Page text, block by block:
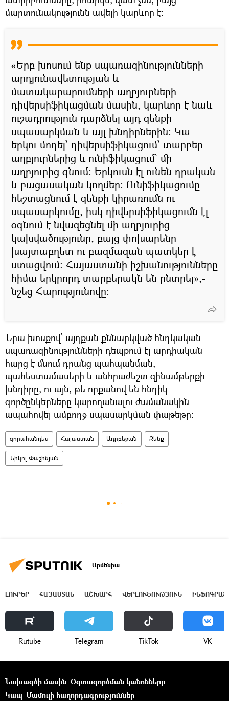
մարտունակությունն ավելի կարևոր է։
«Երբ խոսում ենք սպառազինությունների
արդյունավետության և
մատակարարումների աղբյուրների
դիվերսիֆիկացման մասին, կարևոր է նաև
ուշադրություն դարձնել այդ զենքի
սպասարկման և այլ խնդիրներին։ Կա
երկու մոդել՝ դիվերսիֆիկացում՝ տարբեր
աղբյուրներից և ունիֆիկացում՝ մի
աղբյուրից գնում։ Երկուսն էլ ունեն դրական
և բացասական կողմեր։ Ունիֆիկացումը
հեշտացնում է զենքի կիրառումն ու
սպասարկումը, իսկ դիվերսիֆիկացումն էլ
օգնում է նվազեցնել մի աղբյուրից
կախվածությունը, բայց փոխարենը
խայտաբղետ ու բազմազան պատկեր է
ստացվում։ Հայաստանի իշխանությունները
հիմա երկրորդ տարբերակն են ընտրել»,-
նշեց Հարությունովը։
Նրա խոսքով՝ այդքան քննարկված հնդկական
սպառազինությունների դեպքում էլ արդիական
հարց է մնում դրանց պահպանման,
պահեստամասերի և անհրաժեշտ զինամթերքի
խնդիրը, ու այն, թե որքանով են հնդիկ
գործընկերները կարողանալու ժամանակին
ապահովել ամբողջ սպասարկման փաթեթը։
զորահանդես Հայաստան Ադրբեջան Զենք
Նիկոլ Փաշինյան
Արմենիա
ԼՈՒՐԵՐ ՀԱՅԱՍՏԱՆ ԱՇԽԱՐՀ ՎԵՐԼՈՒԾՈՒԹՅՈՒՆ
Rutube Telegram ТikТоk VK
Նախագծի մասին Օգտագործման կանոնները
Կապ Մամուլի հաղորդագրություններ